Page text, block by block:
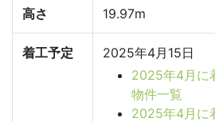
高さ 19.97m
着工予定
2025年4月15日
2025年4月に
物件一覧
2025年4月に